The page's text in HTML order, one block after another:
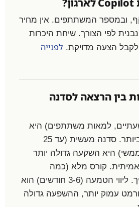
ובמספר המשתתפים. אין מחיר
לפי הצורך. שיחת היכרות
הצעה מדויקת. לפנייה
בין הרצאה לסדנה
למאות משתתפים) היא
ההשקעה הנמוכה ביותר. סדנה מעשית (עד 25
היא השקעה גדולה יותר
אמיתית. קורס מלא (כמה
מפגשים) הוא תהליך. ליווי הטמעה (3-6 חודשים) הוא
עמוק יותר, ההשפעה גדולה